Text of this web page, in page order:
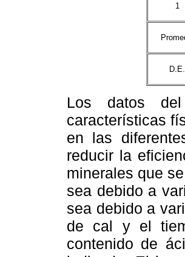
1
D.E.
Los datos
características
en las
reducir la
minerales que
sea debido a
sea debido a
de cal y el
contenido de